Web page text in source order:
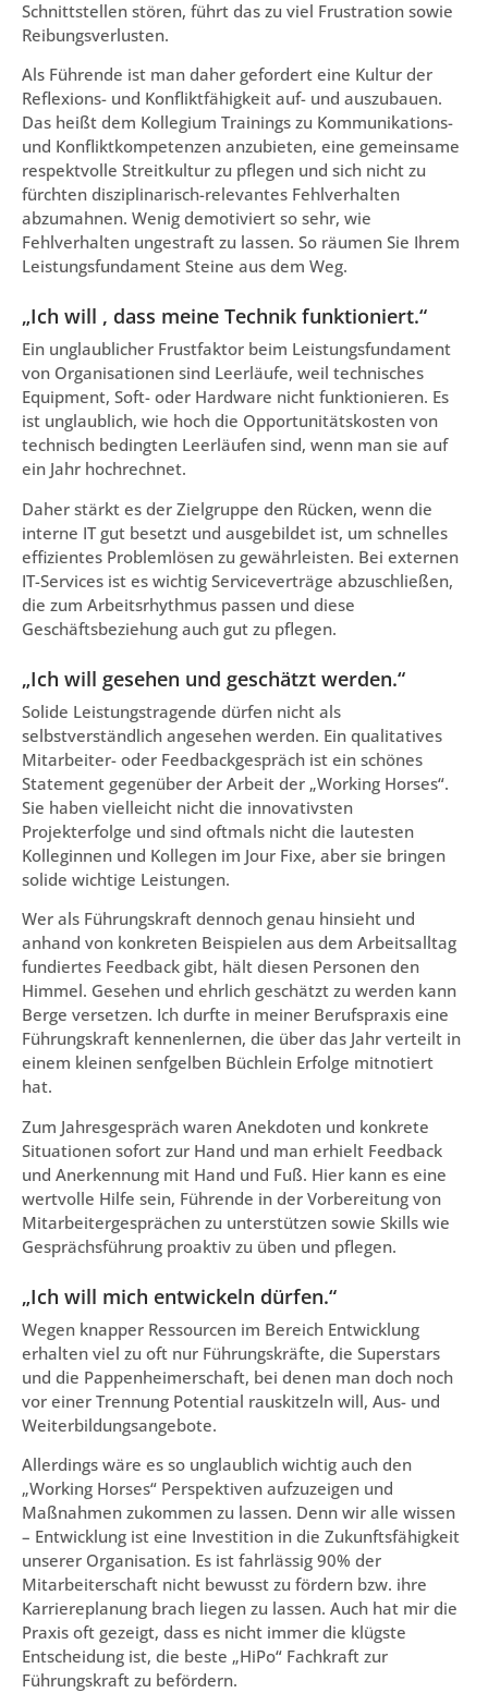
Schnittstellen stören, führt das zu viel Frustration sowie
Reibungsverlusten.
Als Führende ist man daher gefordert eine Kultur der
Reflexions- und Konfliktfähigkeit auf- und auszubauen.
Das heißt dem Kollegium Trainings zu Kommunikations-
und Konfliktkompetenzen anzubieten, eine gemeinsame
respektvolle Streitkultur zu pflegen und sich nicht zu
fürchten disziplinarisch-relevantes Fehlverhalten
abzumahnen. Wenig demotiviert so sehr, wie
Fehlverhalten ungestraft zu lassen. So räumen Sie Ihrem
Leistungsfundament Steine aus dem Weg.
„Ich will , dass meine Technik funktioniert.“
Ein unglaublicher Frustfaktor beim Leistungsfundament
von Organisationen sind Leerläufe, weil technisches
Equipment, Soft- oder Hardware nicht funktionieren. Es
ist unglaublich, wie hoch die Opportunitätskosten von
technisch bedingten Leerläufen sind, wenn man sie auf
ein Jahr hochrechnet.
Daher stärkt es der Zielgruppe den Rücken, wenn die
interne IT gut besetzt und ausgebildet ist, um schnelles
effizientes Problemlösen zu gewährleisten. Bei externen
IT-Services ist es wichtig Serviceverträge abzuschließen,
die zum Arbeitsrhythmus passen und diese
Geschäftsbeziehung auch gut zu pflegen.
„Ich will gesehen und geschätzt werden.“
Solide Leistungstragende dürfen nicht als
selbstverständlich angesehen werden. Ein qualitatives
Mitarbeiter- oder Feedbackgespräch ist ein schönes
Statement gegenüber der Arbeit der „Working Horses“.
Sie haben vielleicht nicht die innovativsten
Projekterfolge und sind oftmals nicht die lautesten
Kolleginnen und Kollegen im Jour Fixe, aber sie bringen
solide wichtige Leistungen.
Wer als Führungskraft dennoch genau hinsieht und
anhand von konkreten Beispielen aus dem Arbeitsalltag
fundiertes Feedback gibt, hält diesen Personen den
Himmel. Gesehen und ehrlich geschätzt zu werden kann
Berge versetzen. Ich durfte in meiner Berufspraxis eine
Führungskraft kennenlernen, die über das Jahr verteilt in
einem kleinen senfgelben Büchlein Erfolge mitnotiert
hat.
Zum Jahresgespräch waren Anekdoten und konkrete
Situationen sofort zur Hand und man erhielt Feedback
und Anerkennung mit Hand und Fuß. Hier kann es eine
wertvolle Hilfe sein, Führende in der Vorbereitung von
Mitarbeitergesprächen zu unterstützen sowie Skills wie
Gesprächsführung proaktiv zu üben und pflegen.
„Ich will mich entwickeln dürfen.“
Wegen knapper Ressourcen im Bereich Entwicklung
erhalten viel zu oft nur Führungskräfte, die Superstars
und die Pappenheimerschaft, bei denen man doch noch
vor einer Trennung Potential rauskitzeln will, Aus- und
Weiterbildungsangebote.
Allerdings wäre es so unglaublich wichtig auch den
„Working Horses“ Perspektiven aufzuzeigen und
Maßnahmen zukommen zu lassen. Denn wir alle wissen
– Entwicklung ist eine Investition in die Zukunftsfähigkeit
unserer Organisation. Es ist fahrlässig 90% der
Mitarbeiterschaft nicht bewusst zu fördern bzw. ihre
Karriereplanung brach liegen zu lassen. Auch hat mir die
Praxis oft gezeigt, dass es nicht immer die klügste
Entscheidung ist, die beste „HiPo“ Fachkraft zur
Führungskraft zu befördern.